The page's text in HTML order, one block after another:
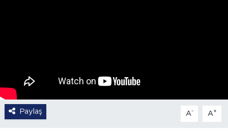
Paylaş A- A+